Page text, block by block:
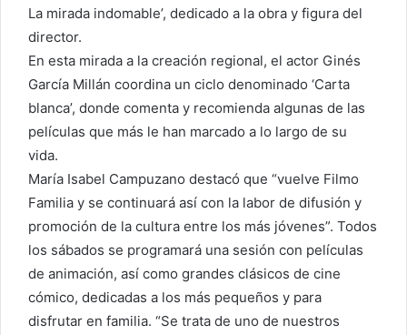
La mirada indomable’, dedicado a la obra y figura del
director.
En esta mirada a la creación regional, el actor Ginés
García Millán coordina un ciclo denominado ‘Carta
blanca’, donde comenta y recomienda algunas de las
películas que más le han marcado a lo largo de su
vida.
María Isabel Campuzano destacó que “vuelve Filmo
Familia y se continuará así con la labor de difusión y
promoción de la cultura entre los más jóvenes”. Todos
los sábados se programará una sesión con películas
de animación, así como grandes clásicos de cine
cómico, dedicadas a los más pequeños y para
disfrutar en familia. “Se trata de uno de nuestros